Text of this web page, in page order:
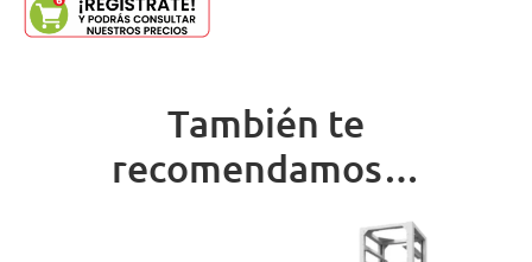
También te
recomendamos…